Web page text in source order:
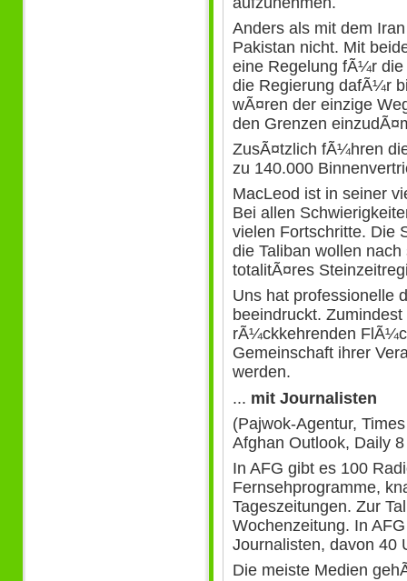
Anders als mit dem
Pakistan nicht. Mit
eine Regelung fÃ¼r
die Regierung dafÃ¼r
wÃ¤ren der einzige
den Grenzen
ZusÃ¤tzlich fÃ¼hren
zu 140.000
MacLeod ist in seiner
Bei allen
vielen Fortschritte. Die
die Taliban wollen
totalitÃ¤res
Uns hat professionelle
beeindruckt.
rÃ¼ckkehrenden
Gemeinschaft ihrer
werden.
... mit Journalisten
(Pajwok-Agentur,
Afghan Outlook, Daily
In AFG gibt es 100
Fernsehprogramme,
Tageszeitungen. Zur
Wochenzeitung. In
Journalisten, davon 40
Die meiste Medien